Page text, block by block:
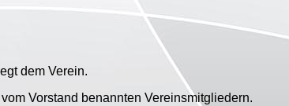
dem Verein.
Vorstand benannten Vereinsmitgliedern.